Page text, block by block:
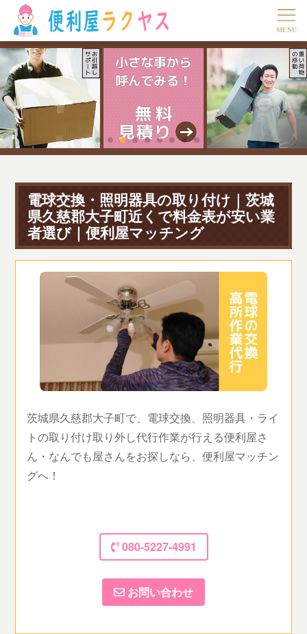
電球交換・照明器具の取り付け｜茨城
県久慈郡大子町近くで料金表が安い業
者選び｜便利屋マッチング
茨城県久慈郡大子町で、電球交換、照明器具・ライ
トの取り付け取り外し代行作業が行える便利屋さ
ん・なんでも屋さんをお探しなら、便利屋マッチン
グへ！
080-5227-4991
お問い合わせ